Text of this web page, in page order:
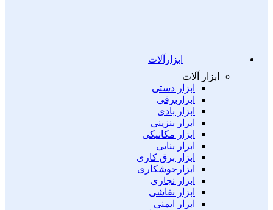
ابزارآلات
ابزار آلات
ابزار دستی
ابزاربرقی
ابزار بادی
ابزار بنزینی
ابزار مکانیکی
ابزار بنایی
ابزار برق کاری
ابزارجوشکاری
ابزار نجاری
ابزار نقاشی
ابزار ایمنی